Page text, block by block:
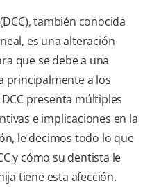
también conocida
es una alteración
que se debe a una
principalmente a los
DCC presenta múltiples
e implicaciones en la
le decimos todo lo que
y cómo su dentista le
tiene esta afección.